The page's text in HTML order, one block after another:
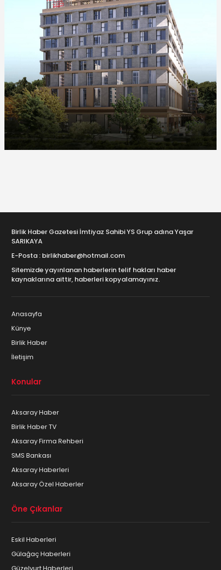
Birlik Haber Gazetesi İmtiyaz Sahibi YS Grup adına Yaşar
SARIKAYA
E-Posta : birlikhaber@hotmail.com
Sitemizde yayınlanan haberlerin telif hakları haber
kaynaklarına aittir, haberleri kopyalamayınız.
Anasayfa
Künye
Birlik Haber
İletişim
Konular
Aksaray Haber
Birlik Haber TV
Aksaray Firma Rehberi
SMS Bankası
Aksaray Haberleri
Aksaray Özel Haberler
Öne Çıkanlar
Eskil Haberleri
Gülağaç Haberleri
Güzelyurt Haberleri